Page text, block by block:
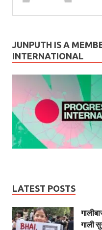
JUNPUTH IS A
INTERNATIONAL
LATEST POSTS
गाली